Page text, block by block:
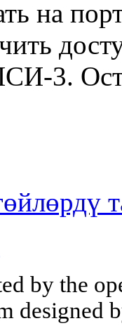
на
3.
by the
designed